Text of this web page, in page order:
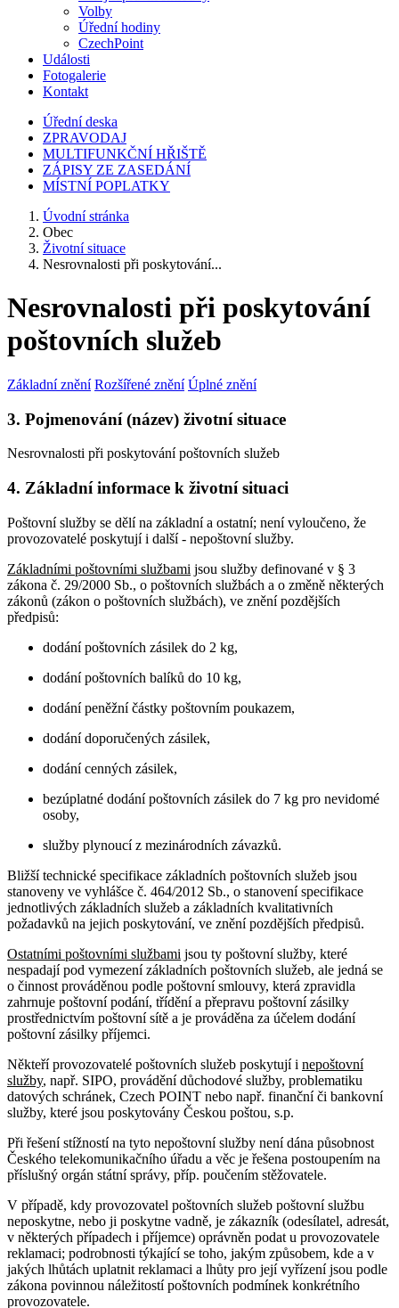
Volby
Úřední hodiny
CzechPoint
Události
Fotogalerie
Kontakt
Úřední deska
ZPRAVODAJ
MULTIFUNKČNÍ HŘIŠTĚ
ZÁPISY ZE ZASEDÁNÍ
MÍSTNÍ POPLATKY
Úvodní stránka
Obec
Životní situace
Nesrovnalosti při poskytování...
Nesrovnalosti při poskytování
poštovních služeb
Základní znění Rozšířené znění Úplné znění
3. Pojmenování (název) životní situace
Nesrovnalosti při poskytování poštovních služeb
4. Základní informace k životní situaci
Poštovní služby se dělí na základní a ostatní; není vyloučeno, že
provozovatelé poskytují i další - nepoštovní služby.
Základními poštovními službami jsou služby definované v § 3
zákona č. 29/2000 Sb., o poštovních službách a o změně některých
zákonů (zákon o poštovních službách), ve znění pozdějších
předpisů:
dodání poštovních zásilek do 2 kg,
dodání poštovních balíků do 10 kg,
dodání peněžní částky poštovním poukazem,
dodání doporučených zásilek,
dodání cenných zásilek,
bezúplatné dodání poštovních zásilek do 7 kg pro nevidomé
osoby,
služby plynoucí z mezinárodních závazků.
Bližší technické specifikace základních poštovních služeb jsou
stanoveny ve vyhlášce č. 464/2012 Sb., o stanovení specifikace
jednotlivých základních služeb a základních kvalitativních
požadavků na jejich poskytování, ve znění pozdějších předpisů.
Ostatními poštovními službami jsou ty poštovní služby, které
nespadají pod vymezení základních poštovních služeb, ale jedná se
o činnost prováděnou podle poštovní smlouvy, která zpravidla
zahrnuje poštovní podání, třídění a přepravu poštovní zásilky
prostřednictvím poštovní sítě a je prováděna za účelem dodání
poštovní zásilky příjemci.
Někteří provozovatelé poštovních služeb poskytují i nepoštovní
služby, např. SIPO, provádění důchodové služby, problematiku
datových schránek, Czech POINT nebo např. finanční či bankovní
služby, které jsou poskytovány Českou poštou, s.p.
Při řešení stížností na tyto nepoštovní služby není dána působnost
Českého telekomunikačního úřadu a věc je řešena postoupením na
příslušný orgán státní správy, příp. poučením stěžovatele.
V případě, kdy provozovatel poštovních služeb poštovní službu
neposkytne, nebo ji poskytne vadně, je zákazník (odesílatel, adresát,
v některých případech i příjemce) oprávněn podat u provozovatele
reklamaci; podrobnosti týkající se toho, jakým způsobem, kde a v
jakých lhůtách uplatnit reklamaci a lhůty pro její vyřízení jsou podle
zákona povinnou náležitostí poštovních podmínek konkrétního
provozovatele.